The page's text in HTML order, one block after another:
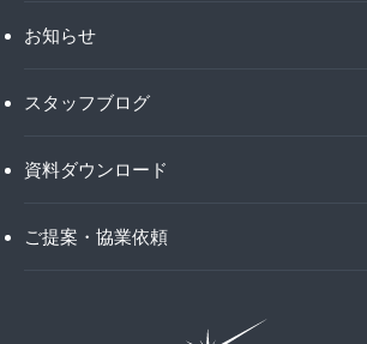
お知らせ
スタッフブログ
資料ダウンロード
ご提案・協業依頼